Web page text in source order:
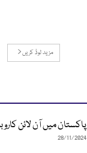
مزید لوڈ کریں
پاکستان میں آن لائن
28/11/2024